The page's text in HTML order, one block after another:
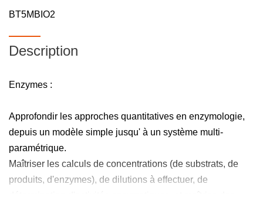
BT5MBIO2
Description
Enzymes :
Approfondir les approches quantitatives en enzymologie,
depuis un modèle simple jusqu' à un système multi-
paramétrique.
Maîtriser les calculs de concentrations (de substrats, de
produits, d'enzymes), de dilutions à effectuer, de